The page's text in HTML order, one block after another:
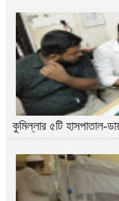
কুমিল্লার ৫টি হাসপাতাল-